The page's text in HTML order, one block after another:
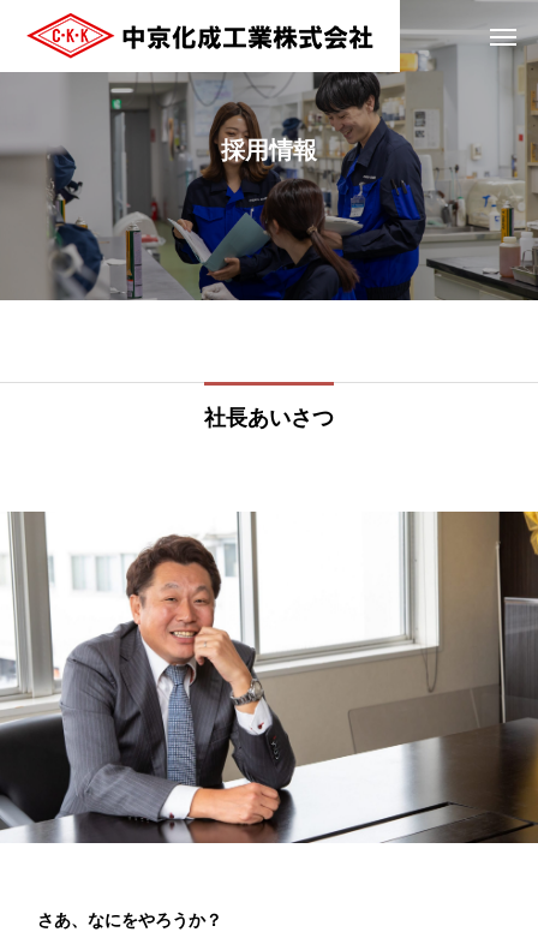
採用情報
社長あいさつ
さあ、なにをやろうか？